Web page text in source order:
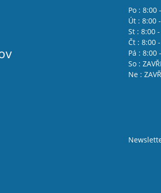
Po : 8:00
Út : 8:00
St : 8:00
Čt : 8:00
Pá : 8:00
So :
Ne :